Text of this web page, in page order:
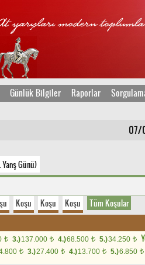
Günlük Bilgiler Raporlar
07/
Günü)
Koşu Koşu Koşu Tüm Koşular
t 3.)137.000 t 4.)68.500 t 5.)34.250 t
t 3.)27.400 t 4.)13.700 t 5.)6.850 t